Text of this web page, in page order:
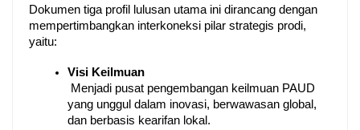
Dokumen tiga profil lulusan utama ini dirancang dengan
mempertimbangkan interkoneksi pilar strategis prodi,
yaitu:
Visi Keilmuan
yang unggul dalam inovasi, berwawasan global,
dan berbasis kearifan lokal.